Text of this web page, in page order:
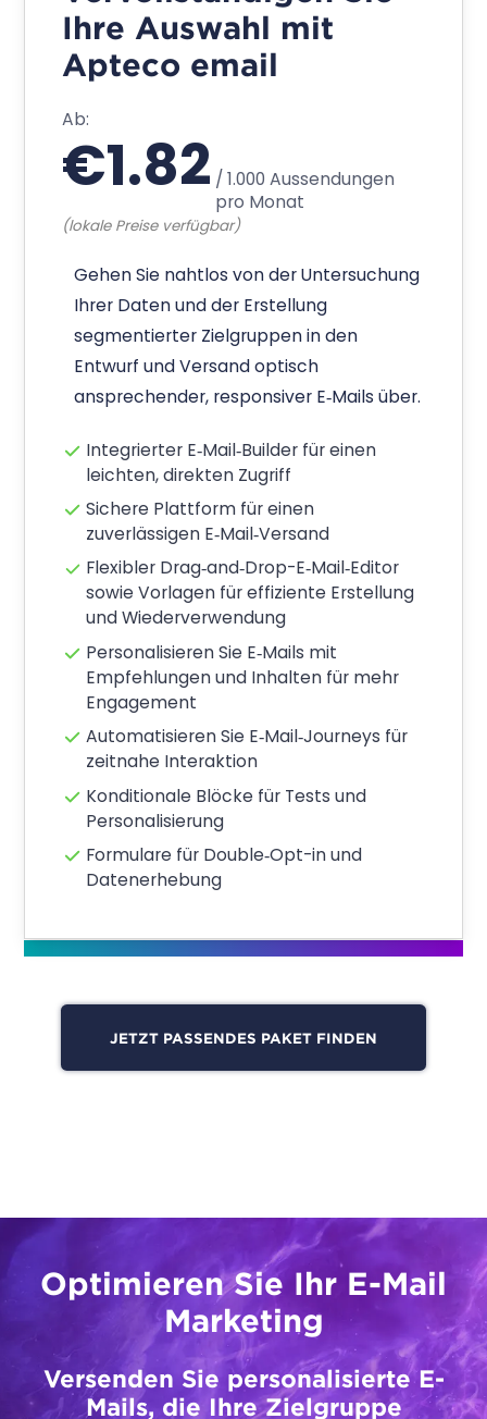
Software-Pakete und Preise sind so
konzipiert, dass das Preis-
Leistungsverhältnis stimmt. Stellen Sie die
perfekte Mischung aus Funktionen und
Anforderungen und Ihrem Budget
entspricht.
SCHRITT 1
Wählen Sie ein
Analyse-Paket, das zu
Ihren Anforderungen
passt
Ab:
€276/Monat
(lokale Preise verfügbar)
Selector
Zielgruppenselektionen leicht
gemacht. Zielgruppen für
Kampagnen erstellen, verbessern
und teilen.
Analyser
Leistungsstarke Visualisierungs‑Tools,
die dabei helfen, Kunden und ihr
Predictor
Gewinnen Sie tiefe Einblicke in die
Wählen Sie optional
ein Kampagnen‑Paket
für noch mehr
Leistung